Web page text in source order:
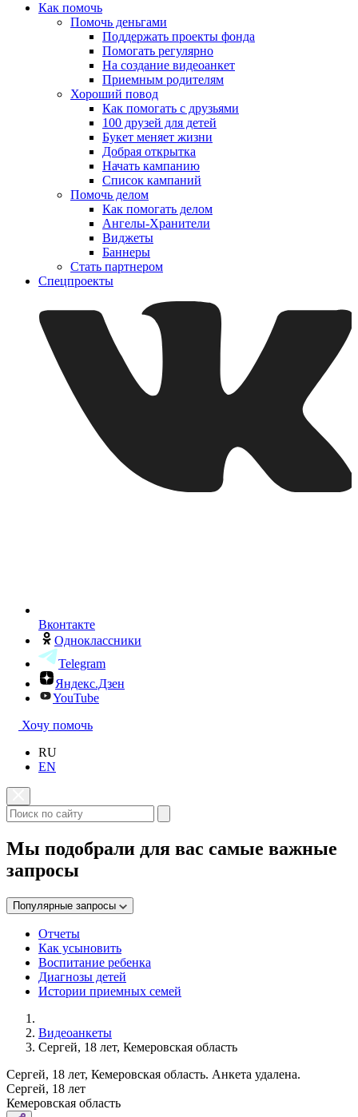
Как помочь
Помочь деньгами
Поддержать проекты фонда
Помогать регулярно
На создание видеоанкет
Приемным родителям
Хороший повод
Как помогать с друзьями
100 друзей для детей
Букет меняет жизни
Добрая открытка
Начать кампанию
Список кампаний
Помочь делом
Как помогать делом
Ангелы-Хранители
Виджеты
Баннеры
Стать партнером
Спецпроекты
Вконтакте
Одноклассники
Telegram
Яндекс.Дзен
YouTube
Хочу помочь
RU
EN
Мы подобрали для вас самые важные
запросы
Популярные запросы
Отчеты
Как усыновить
Воспитание ребенка
Диагнозы детей
Истории приемных семей
Видеоанкеты
Сергей, 18 лет, Кемеровская область
Сергей, 18 лет, Кемеровская область. Анкета удалена.
Сергей, 18 лет
Кемеровская область